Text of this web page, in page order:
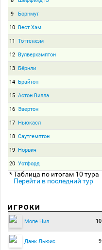
9 Борнмут
10 Вест Хэм
11 Тоттенхэм
12 Вулверхэмптон
13 Бёрнли
14 Брайтон
15 Астон Вилла
16 Эвертон
17 Ньюкасл
18 Саутгемптон
19 Норвич
20 Уотфорд
* Таблица по итогам 10 тура
Перейти в последний тур
ИГРОКИ
Мопе Нил 10
Данк Льюис 9